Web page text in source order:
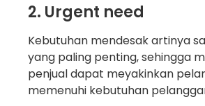
2. Urgent need
Kebutuhan mendesak artinya
yang paling penting, sehingga
penjual dapat meyakinkan
memenuhi kebutuhan